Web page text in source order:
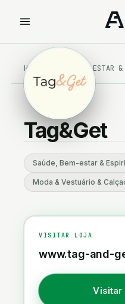
Artigos Personalizados
Bebé & Criança
Beleza & Cosmética
Brinquedos & Jogos
Casa & Decoração
Desporto & Fitness
Equipamentos &
Jóias & Acessórios
Saúde, Bem-estar &
HOME SAÚDE, BEM-ESTAR
Tag&Get
Saúde, Bem-estar &
Moda & Vestuário &
VISITAR LOJA
www.tag-and-
Visitar